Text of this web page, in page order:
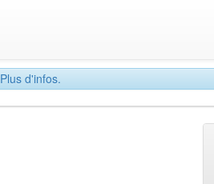
Plus d'infos.